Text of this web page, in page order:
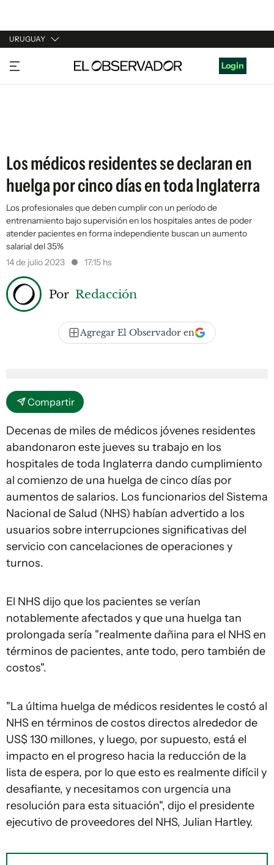
URUGUAY
URUGUAY
ARGENTINA
Login
Los médicos residentes se declaran en
huelga por cinco días en toda Inglaterra
Los profesionales que deben cumplir con un período de
entrenamiento bajo supervisión en los hospitales antes de poder
atender pacientes en forma independiente buscan un aumento
salarial del 35%
14 de julio 2023
17:15 hs
Por Redacción
Agregar El Observador en
Compartir
Decenas de miles de médicos jóvenes residentes
abandonaron este jueves su trabajo en los
hospitales de toda Inglaterra dando cumplimiento
al comienzo de una huelga de cinco días por
aumentos de salarios. Los funcionarios del Sistema
Nacional de Salud (NHS) habían advertido a los
usuarios sobre interrupciones significativas del
servicio con cancelaciones de operaciones y
turnos.
El NHS dijo que los pacientes se verían
notablemente afectados y que una huelga tan
prolongada sería "realmente dañina para el NHS en
términos de pacientes, ante todo, pero también de
costos".
"La última huelga de médicos residentes le costó al
NHS en términos de costos directos alrededor de
US$ 130 millones, y luego, por supuesto, está el
impacto en el progreso hacia la reducción de la
lista de espera, por lo que esto es realmente difícil y
desafiante, y necesitamos con urgencia una
resolución para esta situación", dijo el presidente
ejecutivo de proveedores del NHS, Julian Hartley.